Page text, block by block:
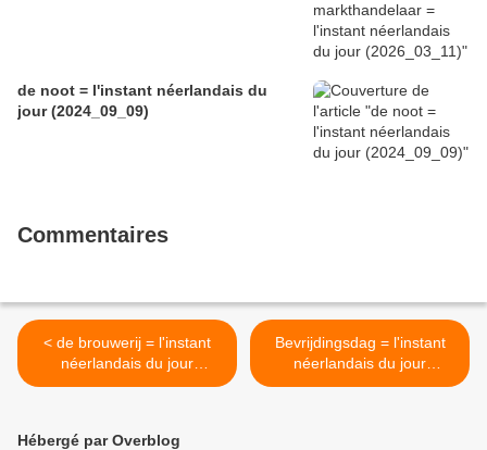
de noot = l'instant néerlandais du
jour (2024_09_09)
Commentaires
< de brouwerij = l'instant
néerlandais du jour
(2024_05_02)
Bevrijdingsdag = l'instant
néerlandais du jour
(2024_05_06) >
Hébergé par Overblog